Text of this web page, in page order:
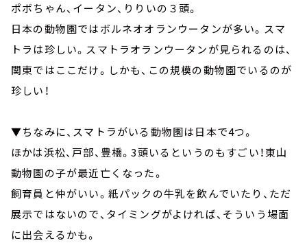
ポボちゃん、イータン、りりいの３頭。
日本の動物園ではボルネオオランウータンが多い。スマ
トラは珍しい。スマトラオランウータンが見られるのは、
関東ではここだけ。しかも、この規模の動物園でいるのが
珍しい！
▼ちなみに、スマトラがいる動物園は日本で4つ。
ほかは浜松、戸部、豊橋。3頭いるというのもすごい！東山
動物園の子が最近亡くなった。
飼育員と仲がいい。紙パックの牛乳を飲んでいたり、ただ
展示ではないので、タイミングがよければ、そういう場面
に出会えるかも。